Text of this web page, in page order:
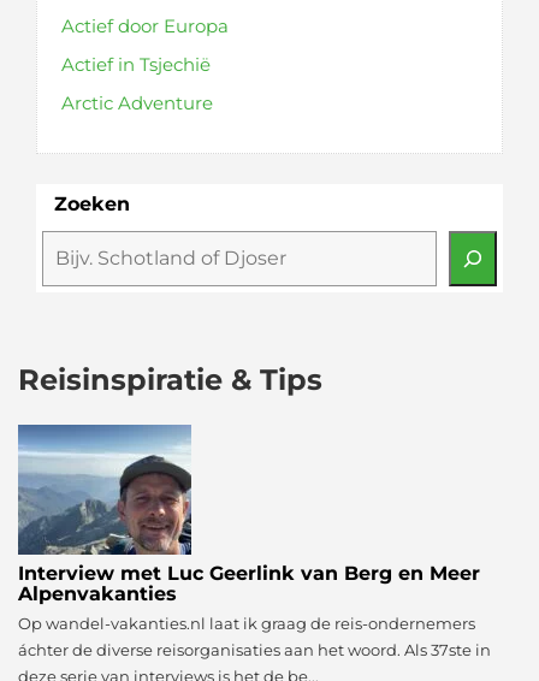
Actief door Europa
Actief in Tsjechië
Arctic Adventure
Zoeken
Reisinspiratie & Tips
Interview met Luc Geerlink van Berg en Meer
Alpenvakanties
Op wandel-vakanties.nl laat ik graag de reis-ondernemers
áchter de diverse reisorganisaties aan het woord. Als 37ste in
deze serie van interviews is het de be...